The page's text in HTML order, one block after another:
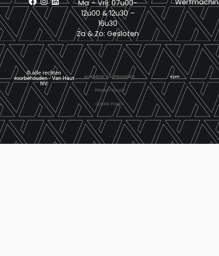
Ma – Vrij: 07u00-
12u00 & 12u30 –
16u30
Za & Zo: Gesloten
© alle rechten
voorbehouden - Van Haut
NV
ALGEMENE VOORWAARDEN
PRIVACY POLICY
COOKIE POLICY